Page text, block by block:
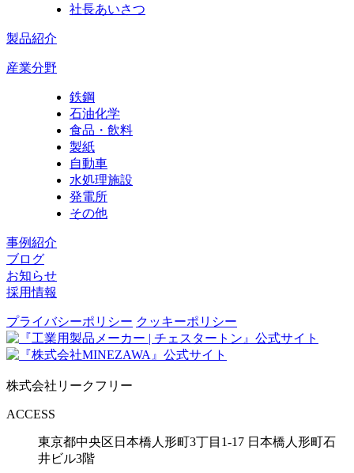
社長あいさつ
製品紹介
産業分野
鉄鋼
石油化学
食品・飲料
製紙
自動車
水処理施設
発電所
その他
事例紹介
ブログ
お知らせ
採用情報
プライバシーポリシー クッキーポリシー
株式会社リークフリー
ACCESS
東京都中央区日本橋人形町3丁目1-17 日本橋人形町石
井ビル3階